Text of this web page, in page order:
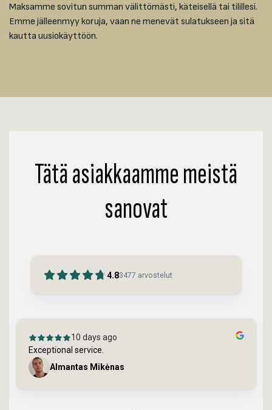
Maksamme sovitun summan välittömästi, käteisellä tai tilillesi.
Emme jälleenmyy koruja, vaan ne menevät sulatukseen ja sitä
kautta uusiokäyttöön.
Tätä asiakkaamme meistä
sanovat
4.83477 arvostelut
10 days ago
Exceptional service.
Almantas Mikėnas